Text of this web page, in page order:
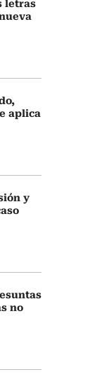
letras
aplica
y
no